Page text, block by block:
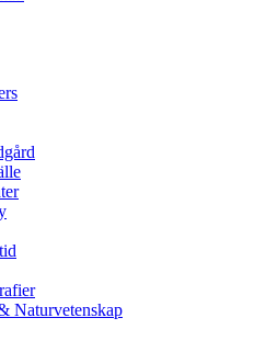
Naturvetenskap